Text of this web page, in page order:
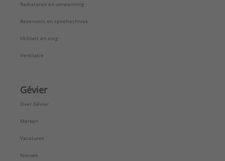
Radiatoren en verwarming
Reservoirs en spoeltechniek
Utiliteit en zorg
Ventilatie
Gévier
Over Gévier
Merken
Vacatures
Nieuws